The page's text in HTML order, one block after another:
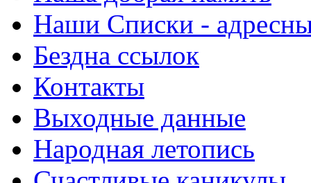
Наши Списки -
Бездна ссылок
Контакты
Выходные данные
Народная летопись